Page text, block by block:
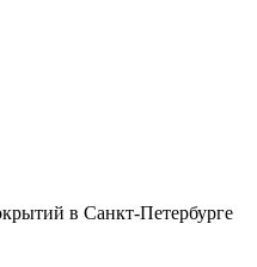
в Санкт-Петербурге